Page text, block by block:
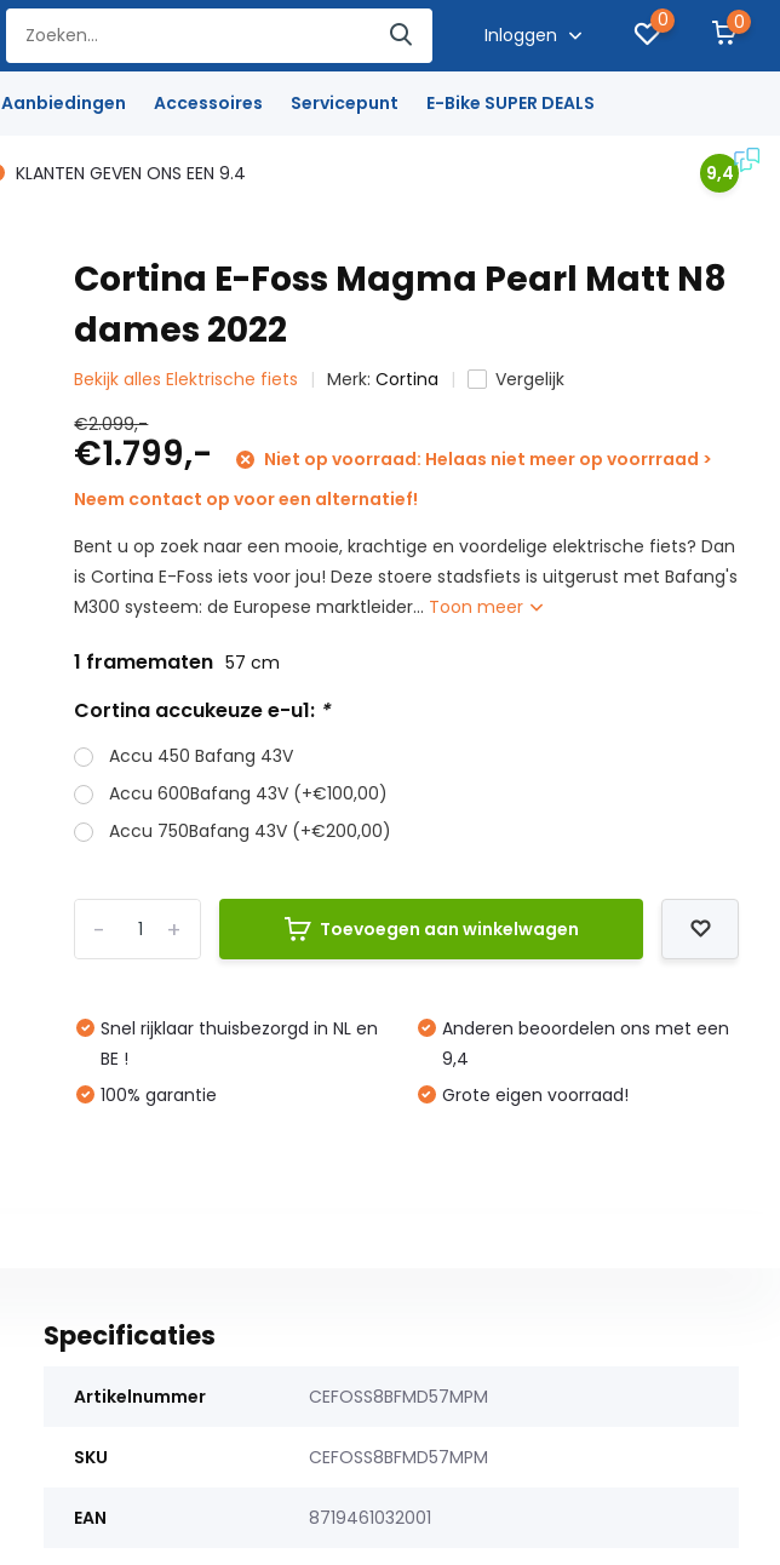
Inloggen
0 0
Aanbiedingen Accessoires Servicepunt E-Bike SUPER DEALS
KLANTEN GEVEN ONS EEN 9.4 9,4
Cortina E-Foss Magma Pearl Matt N8
dames 2022
Bekijk alles Elektrische fiets Merk:Cortina
Vergelijk
€2.099,-
€1.799,-
Niet op voorraad: Helaas niet meer op voorrraad >
Neem contact op voor een alternatief!
Bent u op zoek naar een mooie, krachtige en voordelige elektrische fiets? Dan
is Cortina E-Foss iets voor jou! Deze stoere stadsfiets is uitgerust met Bafang's
M300 systeem: de Europese marktleider... Toon meer
1 framematen 57 cm
Cortina accukeuze e-u1: *
Accu 450 Bafang 43V
Accu 600Bafang 43V (+€100,00)
Accu 750Bafang 43V (+€200,00)
+
- Toevoegen aan winkelwagen
Snel rijklaar thuisbezorgd in NL en
BE !
100% garantie
Anderen beoordelen ons met een
9,4
Grote eigen voorraad!
Specificaties
Artikelnummer CEFOSS8BFMD57MPM
SKU CEFOSS8BFMD57MPM
EAN 8719461032001